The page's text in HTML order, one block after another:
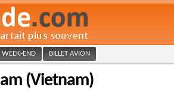
WEEK-END BILLET AVION
(Vietnam)